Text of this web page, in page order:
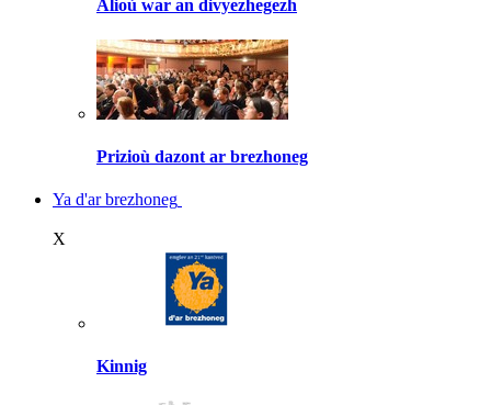
Alioù war an divyezhegezh
Prizioù dazont ar brezhoneg
Ya d'ar brezhoneg
X
Kinnig